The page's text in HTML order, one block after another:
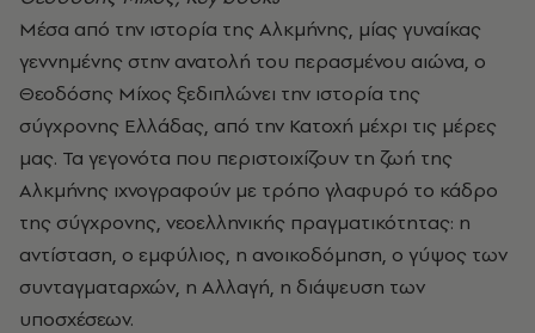
Μέσα από την ιστορία της Αλκμήνης, μίας γυναίκας
γεννημένης στην ανατολή του περασμένου αιώνα, ο
Θεοδόσης Μίχος ξεδιπλώνει την ιστορία της
σύγχρονης Ελλάδας, από την Κατοχή μέχρι τις μέρες
μας. Τα γεγονότα που περιστοιχίζουν τη ζωή της
Αλκμήνης ιχνογραφούν με τρόπο γλαφυρό το κάδρο
της σύγχρονης, νεοελληνικής πραγματικότητας: η
αντίσταση, ο εμφύλιος, η ανοικοδόμηση, ο γύψος των
συνταγματαρχών, η Αλλαγή, η διάψευση των
υποσχέσεων.